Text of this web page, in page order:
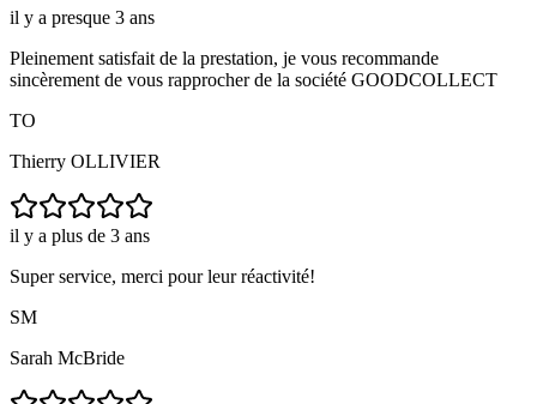
il y a presque 3 ans
Pleinement satisfait de la prestation, je vous recommande
sincèrement de vous rapprocher de la société GOODCOLLECT
TO
Thierry OLLIVIER
il y a plus de 3 ans
Super service, merci pour leur réactivité!
SM
Sarah McBride